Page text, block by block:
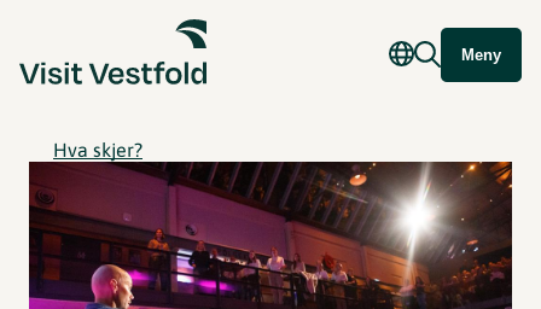
Meny
Hva skjer?